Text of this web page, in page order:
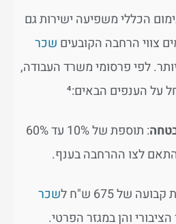
הכללי משפיעה ישירות גם
צווי הרחבה הקובעים שכר
לפי פרסומי משרד העבודה,
על הענפים הבאים:⁴
: תוספת של 10% עד 60%
לצו ההרחבה בענף.
של 675 ש"ח ל
שכר
והן במגזר הפרטי.